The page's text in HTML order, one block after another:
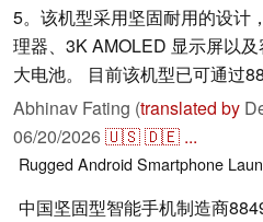
5。该机型采用坚固耐用的设计
理器、3K AMOLED 显示屏以
大电池。 目前该机型已可通过
Abhinav Fating (translated by
06/20/2026🇺🇸🇩🇪 ...
RuggedAndroidSmartphone
中国坚固型智能手机制造商